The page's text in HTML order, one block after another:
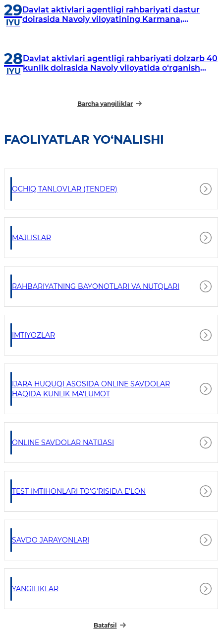
29
IYU
Davlat aktivlari agentligi rahbariyati dastur
doirasida Navoiy viloyatining Karmana,
28
IYU
Davlat aktivlari agentligi rahbariyati dolzarb 40
kunlik doirasida Navoiy viloyatida o‘rganish
Barcha yangiliklar
FAOLIYATLAR YO‘NALISHI
OCHIQ TANLOVLAR (TENDER)
MAJLISLAR
RAHBARIYATNING BAYONOTLARI VA NUTQLARI
IMTIYOZLAR
IJARA HUQUQI ASOSIDA ONLINE SAVDOLAR
HAQIDA KUNLIK MA'LUMOT
ONLINE SAVDOLAR NATIJASI
TEST IMTIHONLARI TO'G'RISIDA E'LON
SAVDO JARAYONLARI
YANGILIKLAR
Batafsil